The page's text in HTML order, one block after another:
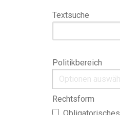
Textsuche
Politikbereich
Rechtsform